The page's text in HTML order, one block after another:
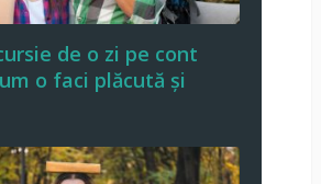
de o zi pe cont
o faci plăcută și